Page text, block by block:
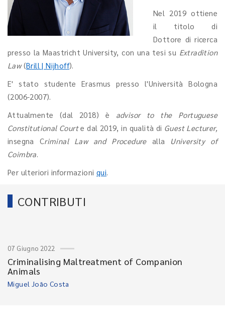
Nel 2019 ottiene
il titolo di
Dottore di ricerca
presso la Maastricht University, con una tesi su Extradition
Law(Brill | Nijhoff).
E' stato studente Erasmus presso l'Università Bologna
(2006-2007).
Attualmente (dal 2018) è advisor to the Portuguese
Constitutional Courte dal 2019, in qualità di Guest Lecturer,
insegna Criminal Law and Procedurealla University of
Coimbra.
Per ulteriori informazioni qui.
CONTRIBUTI
07 Giugno 2022
Criminalising Maltreatment of Companion
Animals
Miguel João Costa